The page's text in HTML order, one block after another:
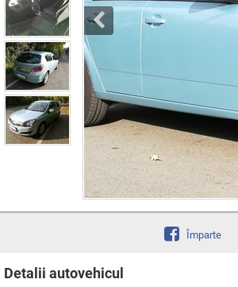
Împarte
Detalii autovehicul